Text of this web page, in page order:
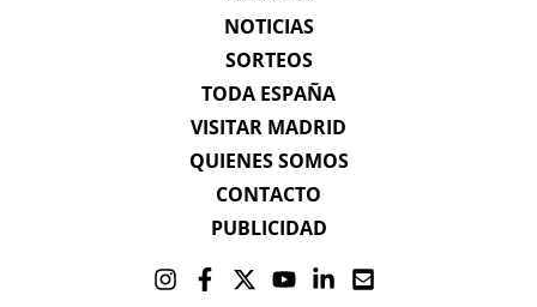
NOTICIAS
SORTEOS
TODA ESPAÑA
VISITAR MADRID
QUIENES SOMOS
CONTACTO
PUBLICIDAD